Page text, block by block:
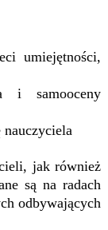
umiejętności,
i samooceny
jak również
są na radach
odbywających